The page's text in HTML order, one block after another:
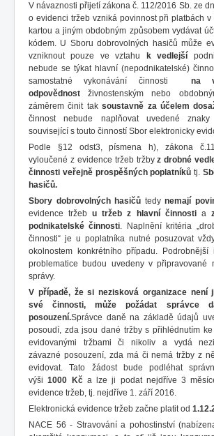
V návaznosti přijetí zákona č. 112/2016 Sb. ze
o evidenci tržeb vzniká povinnost při platbách
kartou a jiným obdobným způsobem vydávat
kódem. U Sboru dobrovolných hasičů může
vzniknout pouze ve vztahu
k vedlejší
nebude se týkat hlavní (nepodnikatelské)
samostatné vykonávání činnosti na
odpovědnostživnostenským nebo
záměrem činit taksoustavně za účelem
činnost nebude naplňovat uvedené
související s touto činností Sbor elektronicky
Podle §12 odst3, písmena h), zákona
vyloučené z evidence tržeb tržbyz drobné
činnosti veřejně prospěšných poplatníků tj.
hasičů.
Sbory dobrovolných hasičů tedy nemají
evidence tržebu tržeb z hlavní činnosti a
podnikatelské činnosti. Naplnění kritéria
činnosti“ je u poplatníka nutné posuzovat
okolnostem konkrétního případu. Podrobnější
problematice budou uvedeny v připravované
správy.
V případě, že si nezisková organizace není
své činnosti, může požádat správce
posouzení.Správce daně na základě údajů
posoudí, zda jsou dané tržby s přihlédnutím
evidovanými tržbami či nikoliv a vydá
závazné posouzení, zda má či nemá tržby z
evidovat. Tato žádost bude podléhat
výši1000 Kča lze ji podat nejdříve 3
evidence tržeb, tj. nejdříve 1. září 2016.
Elektronická evidence tržeb začne platit od
NACE 56 - Stravování a pohostinství